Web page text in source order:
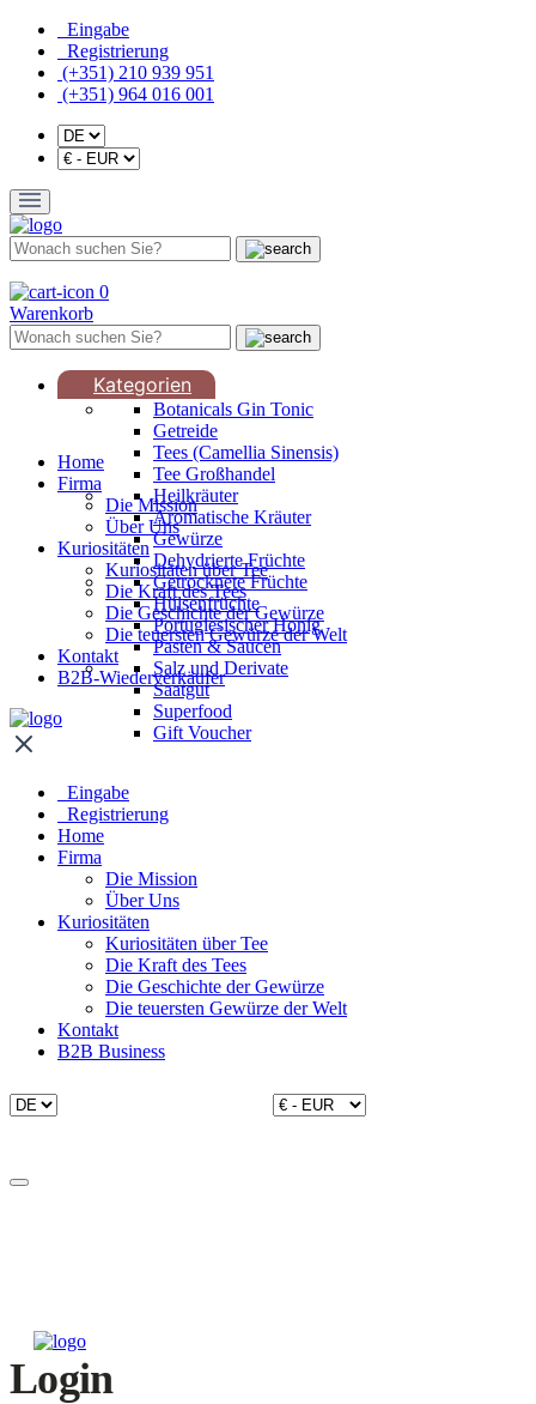
Eingabe
Registrierung
(+351) 210 939 951
(+351) 964 016 001
0
Warenkorb
Kategorien
Botanicals Gin Tonic
Getreide
Tees (Camellia Sinensis)
Tee Großhandel
Heilkräuter
Aromatische Kräuter
Gewürze
Dehydrierte Früchte
Getrocknete Früchte
Hülsenfrüchte
Portugiesischer Honig
Pasten & Saucen
Salz und Derivate
Saatgut
Superfood
Gift Voucher
Home
Firma
Die Mission
Über Uns
Kuriositäten
Kuriositäten über Tee
Die Kraft des Tees
Die Geschichte der Gewürze
Die teuersten Gewürze der Welt
Kontakt
B2B-Wiederverkäufer
Eingabe
Registrierung
Home
Firma
Die Mission
Über Uns
Kuriositäten
Kuriositäten über Tee
Die Kraft des Tees
Die Geschichte der Gewürze
Die teuersten Gewürze der Welt
Kontakt
B2B Business
Login